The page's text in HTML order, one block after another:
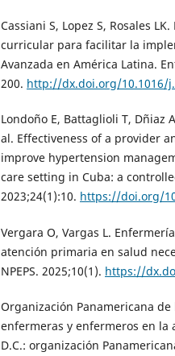
Cassiani S, Lopez S, Rosales
curricular para facilitar la
Avanzada en América Latina.
200. http://dx.doi.org/10.1016/
Londoño E, Battaglioli T, Dñiaz
al. Effectiveness of a provider
improve hypertension
care setting in Cuba: a
2023;24(1):10. https://doi.org/
Vergara O, Vargas L.
atención primaria en salud
NPEPS. 2025;10(1). https://
Organización Panamericana
enfermeras y enfermeros en
D.C.: organización